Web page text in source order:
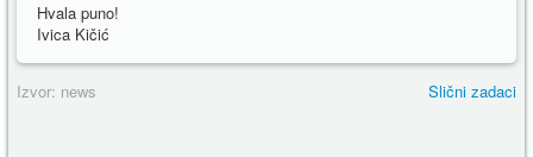
Hvala puno!
Ivica Kičić
Izvor: news Slični zadaci